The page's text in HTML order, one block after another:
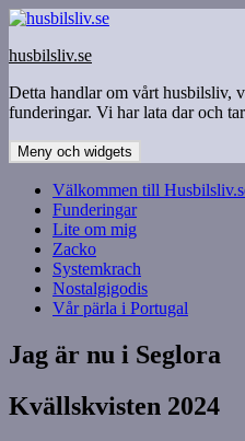
Hoppa
innehåll
husbilsliv.se
Detta handlar om vårt husbilsliv,
funderingar. Vi har lata dar och
Meny och widgets
Välkommen till
Funderingar
Lite om mig
Zacko
Systemkrach
Nostalgigodis
Vår pärla i Portugal
Jag är nu i Seglora
Kvällskvisten 2024